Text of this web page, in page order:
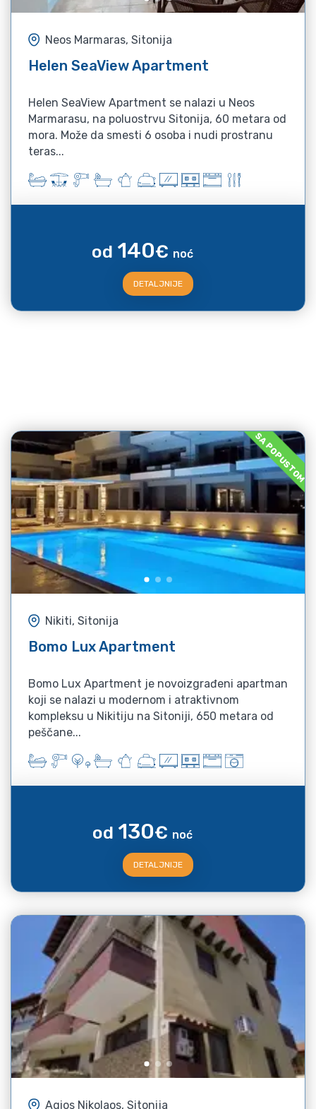
Neos Marmaras, Sitonija
Helen SeaView Apartment
Helen SeaView Apartment se nalazi u Neos
Marmarasu, na poluostrvu Sitonija, 60 metara od
mora. Može da smesti 6 osoba i nudi prostranu
teras...
od 140€ noć
DETALJNIJE
SA POPUSTOM
Nikiti, Sitonija
Bomo Lux Apartment
Bomo Lux Apartment je novoizgrađeni apartman
koji se nalazi u modernom i atraktivnom
kompleksu u Nikitiju na Sitoniji, 650 metara od
peščane...
od 130€ noć
DETALJNIJE
Agios Nikolaos, Sitonija